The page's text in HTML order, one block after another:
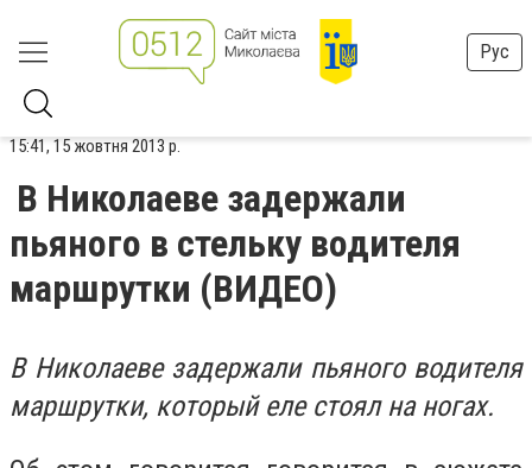
Рус
15:41, 15 жовтня 2013 р.
В Николаеве задержали
пьяного в стельку водителя
маршрутки (ВИДЕО)
В Николаеве задержали пьяного водителя
маршрутки, который еле стоял на ногах.